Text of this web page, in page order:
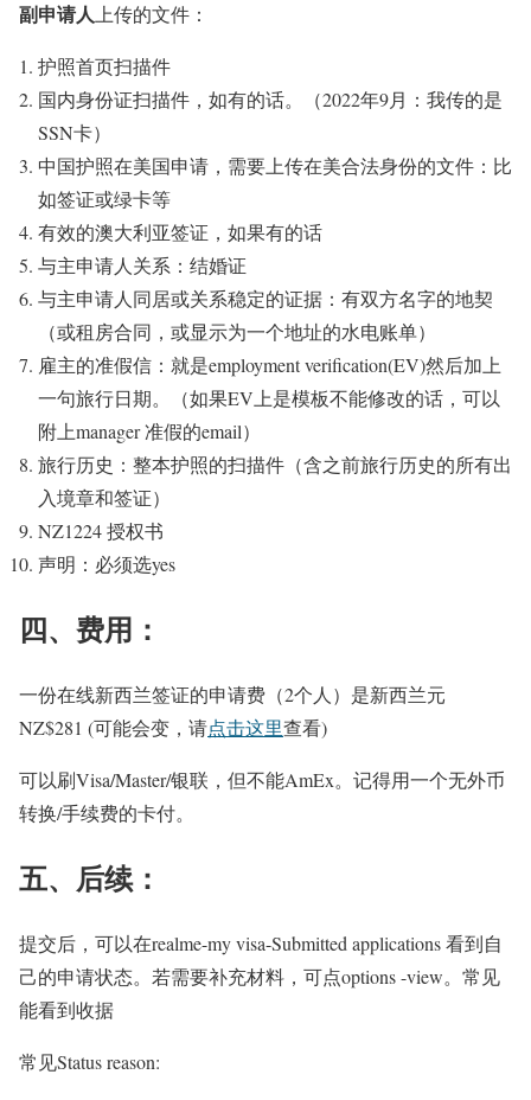
副申请人上传的文件：
护照首页扫描件
国内身份证扫描件，如有的话。（2022年9月：我传的是
SSN卡）
中国护照在美国申请，需要上传在美合法身份的文件：比
如签证或绿卡等
有效的澳大利亚签证，如果有的话
与主申请人关系：结婚证
与主申请人同居或关系稳定的证据：有双方名字的地契
（或租房合同，或显示为一个地址的水电账单）
雇主的准假信：就是employment verification(EV)然后加上
一句旅行日期。（如果EV上是模板不能修改的话，可以
附上manager 准假的email）
旅行历史：整本护照的扫描件（含之前旅行历史的所有出
入境章和签证）
NZ1224 授权书
声明：必须选yes
四、费用：
一份在线新西兰签证的申请费（2个人）是新西兰元
NZ$281 (可能会变，请点击这里查看)
可以刷Visa/Master/银联，但不能AmEx。记得用一个无外币
转换/手续费的卡付。
五、后续：
提交后，可以在realme-my visa-Submitted applications 看到自
己的申请状态。若需要补充材料，可点options -view。常见
能看到收据
常见Status reason: